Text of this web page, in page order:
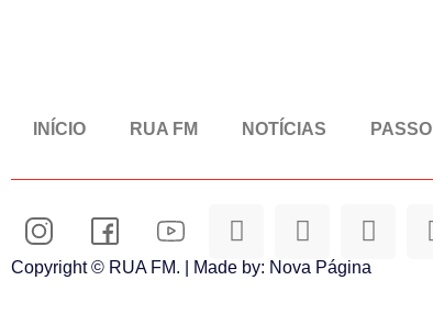
INÍCIO RUA FM NOTÍCIAS
Copyright © RUA FM. | Made by: Nova Página